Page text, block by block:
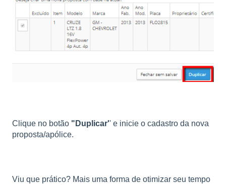
Clique no botão "Duplicar'' e inicie o cadastro da nova
proposta/apólice.
Viu que prático? Mais uma forma de otimizar seu tempo